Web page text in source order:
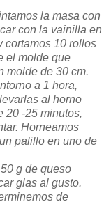
la masa con
con la vainilla en
cortamos 10 rollos
el molde que
molde de 30 cm.
a 1 hora,
al horno
20 -25 minutos,
Horneamos
palillo en uno de
g de queso
glas al gusto.
de